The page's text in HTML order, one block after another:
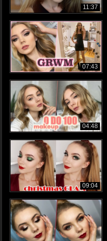
11:37
07:43
04:48
09:04